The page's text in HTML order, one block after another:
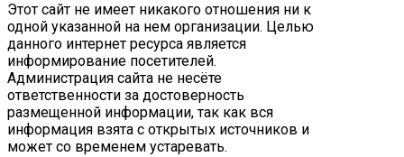
Этот сайт не имеет никакого отношения ни к
одной указанной на нем организации. Целью
данного интернет ресурса является
информирование посетителей.
Администрация сайта не несёте
ответственности за достоверность
размещенной информации, так как вся
информация взята с открытых источников и
может со временем устаревать.